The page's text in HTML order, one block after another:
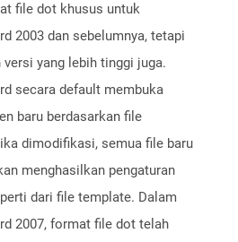
file dot khusus untuk
2003 dan sebelumnya, tetapi
yang lebih tinggi juga.
secara default membuka
baru berdasarkan file
dimodifikasi, semua file baru
menghasilkan pengaturan
dari file template. Dalam
2007, format file dot telah